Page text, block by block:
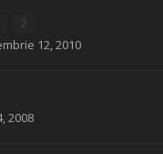
12, 2010
2008